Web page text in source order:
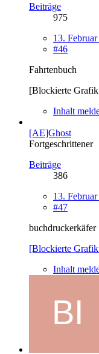
Beiträge
975
13.
#46
Fahrtenbuch
[Blockierte
Inhalt
[AE]Ghost
Fortgeschrittener
Beiträge
386
13.
#47
buchdruckerkäfer
[Blockierte
Inhalt